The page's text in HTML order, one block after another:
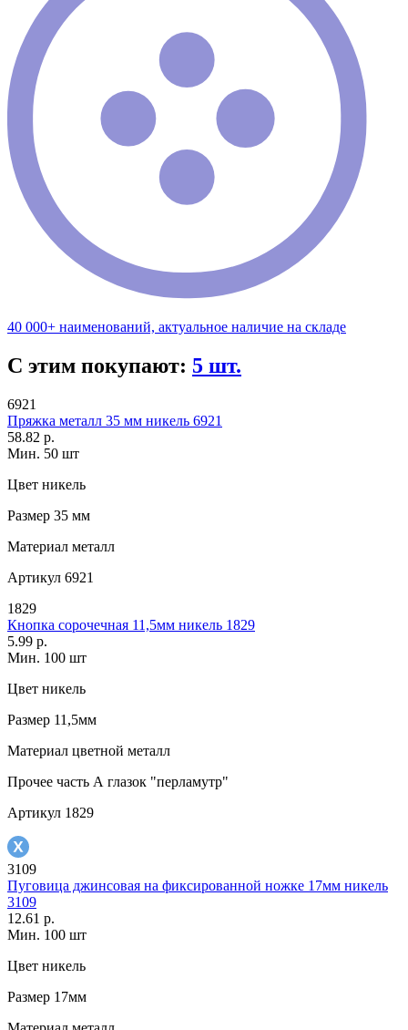
40 000+ наименований, актуальное наличие на складе
С этим покупают: 5 шт.
6921
Пряжка металл 35 мм никель 6921
58.82 р.
Мин. 50 шт
Цвет никель
Размер 35 мм
Материал металл
Артикул 6921
1829
Кнопка сорочечная 11,5мм никель 1829
5.99 р.
Мин. 100 шт
Цвет никель
Размер 11,5мм
Материал цветной металл
Прочее часть А глазок "перламутр"
Артикул 1829
3109
Пуговица джинсовая на фиксированной ножке 17мм никель
3109
12.61 р.
Мин. 100 шт
Цвет никель
Размер 17мм